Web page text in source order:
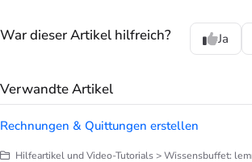
War dieser Artikel hilfreich? Ja
Verwandte Artikel
Rechnungen & Quittungen erstellen
Hilfeartikel und Video-Tutorials > Wissensbuffet: lemniscus Aufbauwissen